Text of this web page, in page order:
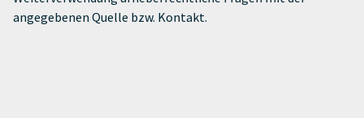
angegebenen Quelle bzw. Kontakt.